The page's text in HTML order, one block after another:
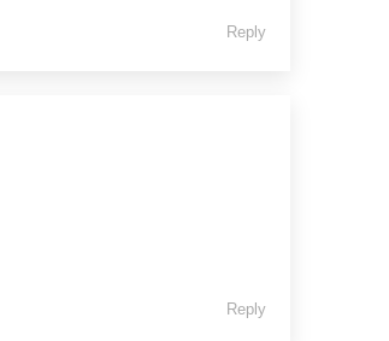
Reply
Reply